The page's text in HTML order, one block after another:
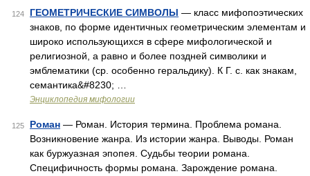
124 ГЕОМЕТРИЧЕСКИЕ СИМВОЛЫ — класс мифопоэтических
знаков, по форме идентичных геометрическим элементам и
широко использующихся в сфере мифологической и
религиозной, а равно и более поздней символики и
эмблематики (ср. особенно геральдику). К Г. с. как знакам,
семантика&#8230; …
Энциклопедия мифологии
125 Роман — Роман. История термина. Проблема романа.
Возникновение жанра. Из истории жанра. Выводы. Роман
как буржуазная эпопея. Судьбы теории романа.
Специфичность формы романа. Зарождение романа.